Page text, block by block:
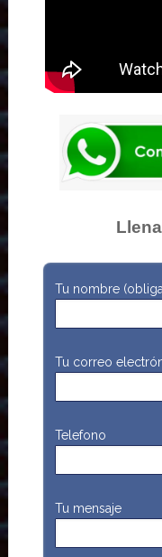
Tu nombre
Tu correo
Telefono
Tu mensaje